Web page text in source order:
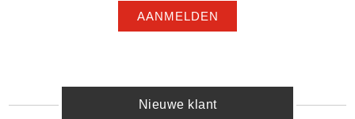
AANMELDEN
Nieuwe klant